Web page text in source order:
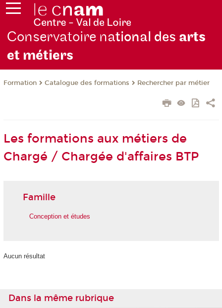
Conservatoire national des arts
et métiers
Formation Catalogue des formations Rechercher par métier
Les formations aux métiers de
Chargé / Chargée d'affaires BTP
Famille
Conception et études
Aucun résultat
Dans la même rubrique